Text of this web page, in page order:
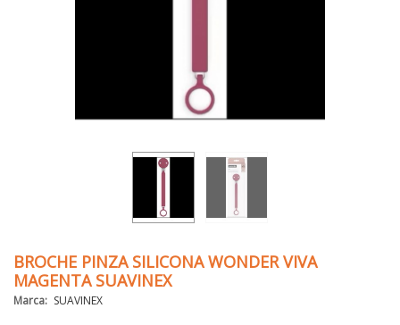
BROCHE PINZA SILICONA WONDER VIVA
MAGENTA SUAVINEX
Marca: SUAVINEX